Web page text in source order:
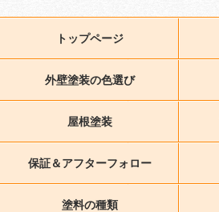
トップページ
外壁塗装の色選び
屋根塗装
保証＆アフターフォロー
塗料の種類